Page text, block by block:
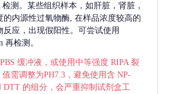
测。某些组织样本，如肝脏，肾脏，
的内源性过氧物酶, 在样品浓度较高的
反应，出现假阳性。可尝试使用
再检测。
PBS 缓冲液，或使用中等强度 RIPA 裂
需调整为PH7.3，避免使用含 NP-
DTT 的组分，会严重抑制试剂盒工